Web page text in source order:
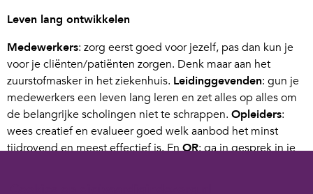
Leven lang ontwikkelen
Medewerkers: zorg eerst goed voor jezelf, pas dan kun je
voor je cliënten/patiënten zorgen. Denk maar aan het
zuurstofmasker in het ziekenhuis. Leidinggevenden: gun je
medewerkers een leven lang leren en zet alles op alles om
de belangrijke scholingen niet te schrappen. Opleiders:
wees creatief en evalueer goed welk aanbod het minst
tijdrovend en meest effectief is. EnOR: ga in gesprek in je